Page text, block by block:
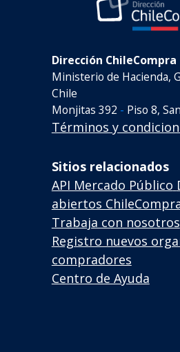
Dirección ChileCompra
Ministerio de Hacienda,
Chile
Monjitas 392 - Piso 8,
Términos y
Sitios relacionados
API Mercado Público
abiertos
Trabaja con nosotros
Registro nuevos
compradores
Centro de Ayuda